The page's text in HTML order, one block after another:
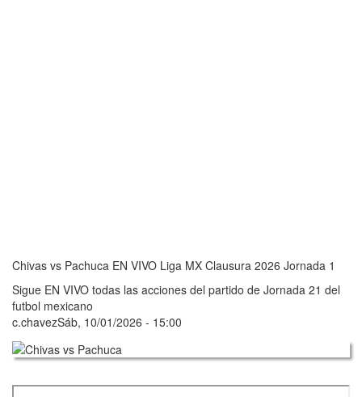
Chivas vs Pachuca EN VIVO Liga MX Clausura 2026 Jornada 1
Sigue EN VIVO todas las acciones del partido de Jornada 21 del
futbol mexicano
c.chavezSáb, 10/01/2026 - 15:00